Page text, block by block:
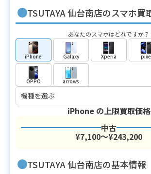
TSUTAYA 仙台南店のスマホ買
あなたのスマホはどれですか？
iPhone Galaxy Xperia
OPPO arrows
iPhoneの上限買取価格
中古
¥7,100〜¥243,200
TSUTAYA 仙台南店の基本情報